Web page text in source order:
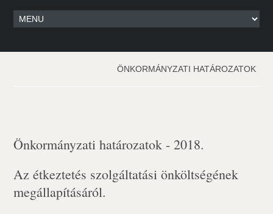
ÖNKORMÁNYZATI HATÁROZATOK
Önkormányzati határozatok - 2018.
Az étkeztetés szolgáltatási önköltségének
megállapításáról.